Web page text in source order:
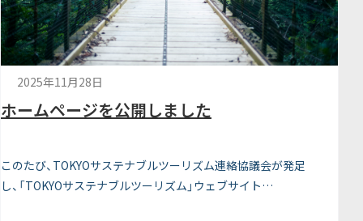
2025年11月28日
ホームページを公開しました
このたび、TOKYOサステナブルツーリズム連絡協議会が発足
し、「TOKYOサステナブルツーリズム」ウェブサイト…